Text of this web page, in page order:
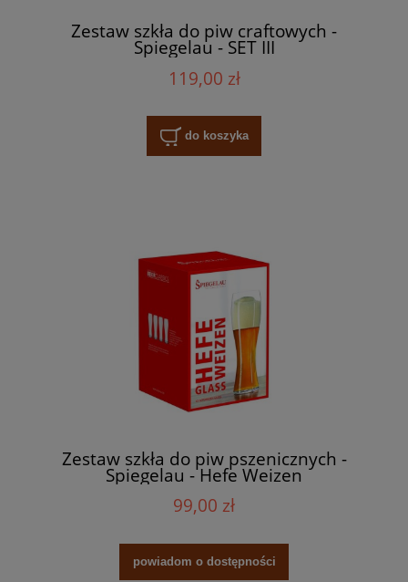
Zestaw szkła do piw craftowych -
Spiegelau - SET III
119,00 zł
do koszyka
Zestaw szkła do piw pszenicznych -
Spiegelau - Hefe Weizen
99,00 zł
powiadom o dostępności